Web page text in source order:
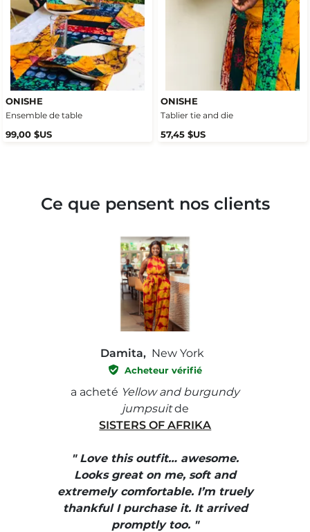
ONISHE
Ensemble de table
99,00 $US
ONISHE
Tablier tie and die
57,45 $US
Ce que pensent nos clients
Damita, New York
Acheteur vérifié
a acheté Yellow and burgundy
jumpsuitde
SISTERS OF AFRIKA
" Love this outfit… awesome.
Looks great on me, soft and
extremely comfortable. I’m truely
thankful I purchase it. It arrived
promptly too. "